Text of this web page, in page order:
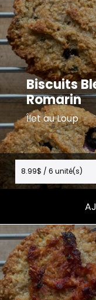
Biscuits
Romarin
Îlet au Loup
8.99$ / 6 unité(s)